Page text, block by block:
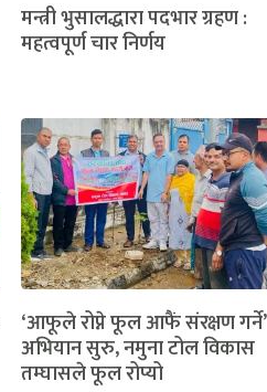
मन्त्री भुसालद्धारा पदभार ग्रहण :
महत्वपूर्ण चार निर्णय
‘आफूले रोप्ने फूल आफैं संरक्षण गर्ने’
अभियान सुरु, नमुना टोल विकास
तम्घासले फूल रोप्यो